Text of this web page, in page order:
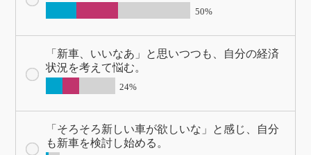
50%
「新車、いいなあ」と思いつつも、自分の経済
状況を考えて悩む。
24%
「そろそろ新しい車が欲しいな」と感じ、自分
も新車を検討し始める。